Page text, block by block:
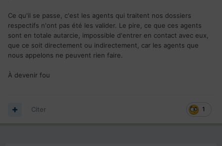
temps mais les délais semblent être particulièrement
longs... 2 mois sans retours après le passage deVM
Après, au vu du délai annoncé (9 mois) je suis encore dans
les clous
Ce qu'il se passe, c'est les agents qui traitent nos dossiers
respectifs n'ont pas été les valider. Le pire, ce que ces agents
sont en totale autarcie, impossible d'entrer en contact avec eux,
que ce soit directement ou indirectement, car les agents que
nous appelons ne peuvent rien faire.
À devenir fou
1
Citer